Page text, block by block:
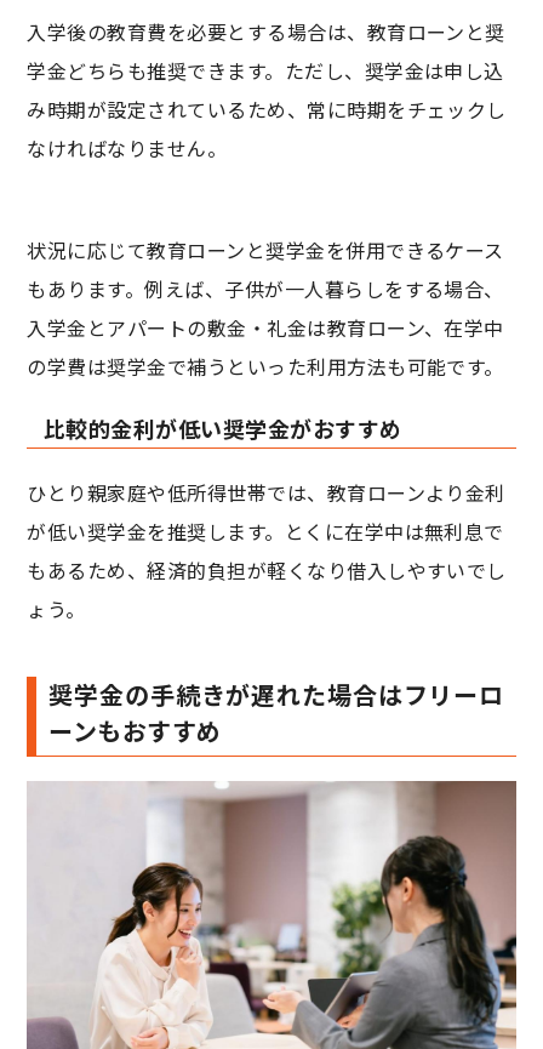
入学後の教育費を必要とする場合は、教育ローンと奨
学金どちらも推奨できます。ただし、奨学金は申し込
み時期が設定されているため、常に時期をチェックし
なければなりません。
状況に応じて教育ローンと奨学金を併用できるケース
もあります。例えば、子供が一人暮らしをする場合、
入学金とアパートの敷金・礼金は教育ローン、在学中
の学費は奨学金で補うといった利用方法も可能です。
比較的金利が低い奨学金がおすすめ
ひとり親家庭や低所得世帯では、教育ローンより金利
が低い奨学金を推奨します。とくに在学中は無利息で
もあるため、経済的負担が軽くなり借入しやすいでし
ょう。
奨学金の手続きが遅れた場合はフリーロ
ーンもおすすめ